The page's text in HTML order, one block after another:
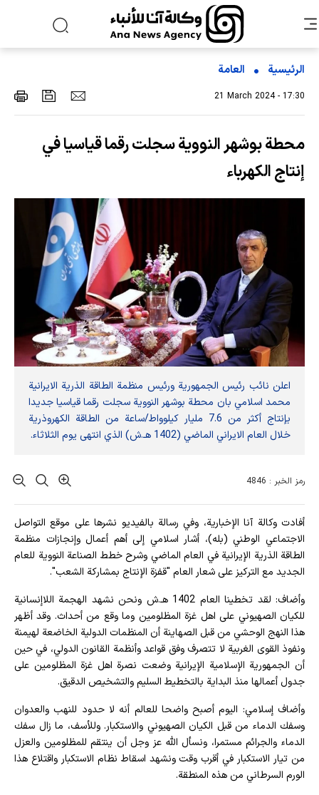
الرئيسية العامة
21 March 2024 - 17:30
محطة بوشهر النووية سجلت رقما قياسيا في
إنتاج الكهرباء
اعلن نائب رئيس الجمهورية ورئيس منظمة الطاقة الذرية الايرانية
محمد اسلامي بان محطة بوشهر النووية سجلت رقما قياسيا جديدا
بإنتاج أكثر من 7.6 مليار كيلوواط/ساعة من الطاقة الكهروذرية
خلال العام الايراني الماضي (1402 هـ.ش) الذي انتهى يوم الثلاثاء.
رمز الخبر : 4846
أفادت وکالة آنا الإخباریة، وفي رسالة بالفيديو نشرها على موقع التواصل
الاجتماعي الوطني (بله)، أشار اسلامي إلى أهم أعمال وإنجازات منظمة
الطاقة الذرية الإيرانية في العام الماضي وشرح خطط الصناعة النووية للعام
الجديد مع التركيز على شعار العام "قفزة الإنتاج بمشاركة الشعب".
وأضاف: لقد تخطينا العام 1402 هـ.ش ونحن نشهد الهجمة اللاإنسانية
للكيان الصهيوني على اهل غزة المظلومين وما وقع من أحداث. وقد أظهر
هذا النهج الوحشي من قبل الصهاينة أن المنظمات الدولية الخاضعة لهيمنة
ونفوذ القوى الغربية لا تتصرف وفق قواعد وأنظمة القانون الدولي، في حين
أن الجمهورية الإسلامية الإيرانية وضعت نصرة اهل غزة المظلومين على
جدول أعمالها منذ البداية بالتخطيط السليم والتشخيص الدقيق.
وأضاف إسلامي: اليوم أصبح واضحا للعالم أنه لا حدود للنهب والعدوان
وسفك الدماء من قبل الكيان الصهيوني والاستكبار. وللأسف، ما زال سفك
الدماء والجرائم مستمرا، ونسأل الله عز وجل أن ينتقم للمظلومين والعزل
من تيار الاستكبار في أقرب وقت ونشهد اسقاط نظام الاستكبار واقتلاع هذا
الورم السرطاني من هذه المنطقة.